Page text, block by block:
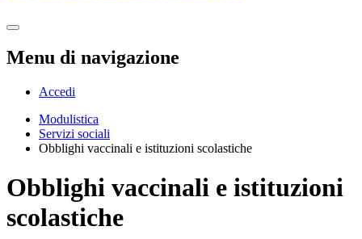
Menu di navigazione
Accedi
Modulistica
Servizi sociali
Obblighi vaccinali e istituzioni scolastiche
Obblighi vaccinali e istituzioni
scolastiche